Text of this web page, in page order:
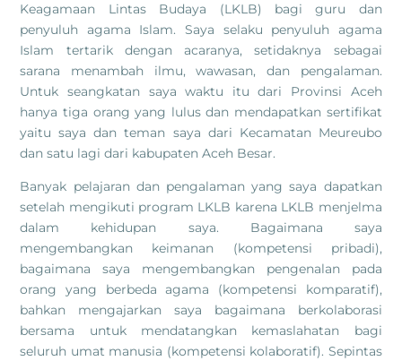
Keagamaan Lintas Budaya (LKLB) bagi guru dan
penyuluh agama Islam. Saya selaku penyuluh agama
Islam tertarik dengan acaranya, setidaknya sebagai
sarana menambah ilmu, wawasan, dan pengalaman.
Untuk seangkatan saya waktu itu dari Provinsi Aceh
hanya tiga orang yang lulus dan mendapatkan sertifikat
yaitu saya dan teman saya dari Kecamatan Meureubo
dan satu lagi dari kabupaten Aceh Besar.
Banyak pelajaran dan pengalaman yang saya dapatkan
setelah mengikuti program LKLB karena LKLB menjelma
dalam kehidupan saya. Bagaimana saya
mengembangkan keimanan (kompetensi pribadi),
bagaimana saya mengembangkan pengenalan pada
orang yang berbeda agama (kompetensi komparatif),
bahkan mengajarkan saya bagaimana berkolaborasi
bersama untuk mendatangkan kemaslahatan bagi
seluruh umat manusia (kompetensi kolaboratif). Sepintas